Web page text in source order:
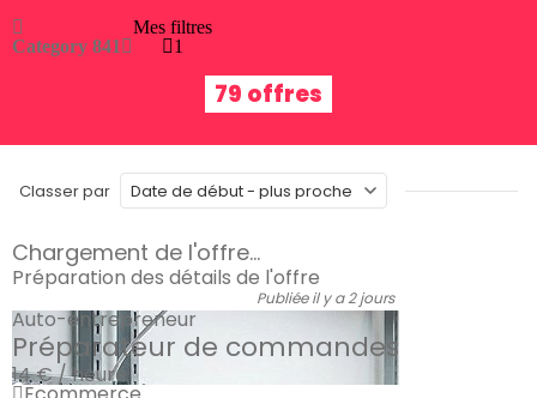
Category 841
Mes filtres
1
79 offres
Classer par
Chargement de l'offre...
Préparation des détails de l'offre
Publiée il y a 2 jours
Auto-entrepreneur
Préparateur de commandes
14 € / heure